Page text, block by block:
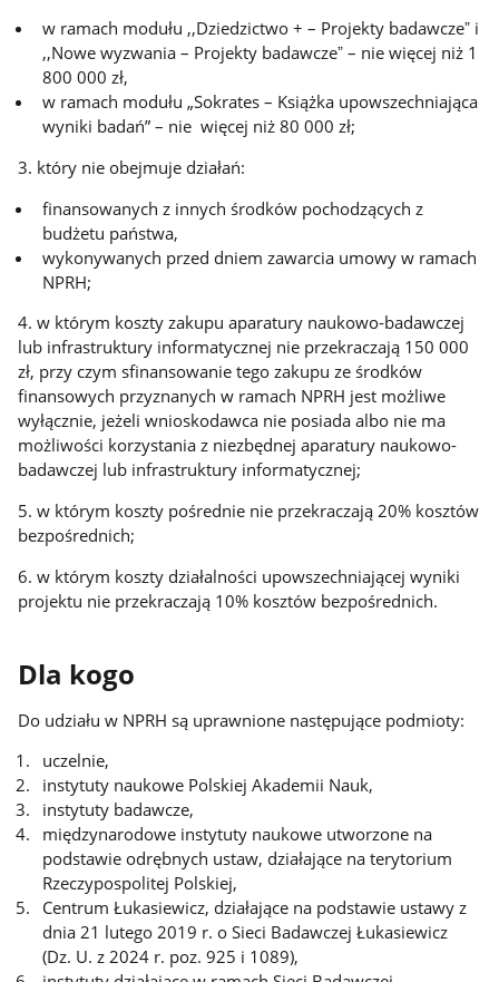
w ramach modułu ,,Dziedzictwo + – Projekty badawczeˮ i
,,Nowe wyzwania – Projekty badawczeˮ – nie więcej niż 1
800 000 zł,
w ramach modułu „Sokrates – Książka upowszechniająca
wyniki badań” – nie więcej niż 80 000 zł;
3. który nie obejmuje działań:
finansowanych z innych środków pochodzących z
budżetu państwa,
wykonywanych przed dniem zawarcia umowy w ramach
NPRH;
4. w którym koszty zakupu aparatury naukowo-badawczej
lub infrastruktury informatycznej nie przekraczają 150 000
zł, przy czym sfinansowanie tego zakupu ze środków
finansowych przyznanych w ramach NPRH jest możliwe
wyłącznie, jeżeli wnioskodawca nie posiada albo nie ma
możliwości korzystania z niezbędnej aparatury naukowo-
badawczej lub infrastruktury informatycznej;
5. w którym koszty pośrednie nie przekraczają 20% kosztów
bezpośrednich;
6. w którym koszty działalności upowszechniającej wyniki
projektu nie przekraczają 10% kosztów bezpośrednich.
Dla kogo
Do udziału w NPRH są uprawnione następujące podmioty:
uczelnie,
instytuty naukowe Polskiej Akademii Nauk,
instytuty badawcze,
międzynarodowe instytuty naukowe utworzone na
podstawie odrębnych ustaw, działające na terytorium
Rzeczypospolitej Polskiej,
Centrum Łukasiewicz, działające na podstawie ustawy z
dnia 21 lutego 2019 r. o Sieci Badawczej Łukasiewicz
(Dz. U. z 2024 r. poz. 925 i 1089),